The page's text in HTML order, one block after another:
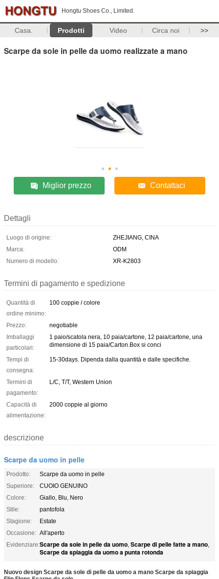
Hongtu Shoes Co., Limited.
Casa. Prodotti Video Circa noi >>
Scarpe da sole in pelle da uomo realizzate a mano
Miglior prezzo Contattaci
Dettagli
Luogo di origine:
ZHEJIANG, CINA
Marca:
ODM
Numero di modello:
XR-K2803
Termini di pagamento e spedizione
Quantità di
ordine minimo:
100 coppie / colore
Prezzo:
negotiable
Imballaggi
particolari:
1 paio/scatola nera, 10 paia/cartone, 12 paia/cartone, una
dimensione di 15 paia/Carton.Box si conci
Tempi di
consegna:
15-30days. Dipenda dalla quantità e dalle specifiche.
Termini di
pagamento:
L/C, T/T, Western Union
Capacità di
alimentazione:
2000 coppie al giorno
descrizione
Scarpe da uomo in pelle
Prodotto:
Scarpe da uomo in pelle
Superiore:
CUOIO GENUINO
Colore:
Giallo, Blu, Nero
Stile:
pantofola
Stagione:
Estate
Occasione: All'aperto
Evidenziare:Scarpe da sole in pelle da uomo, Scarpe di pelle fatte a mano,
Scarpe da spiaggia da uomo a punta rotonda
Nuovo design Scarpe da sole di pelle da uomo a mano Scarpe da spiaggia